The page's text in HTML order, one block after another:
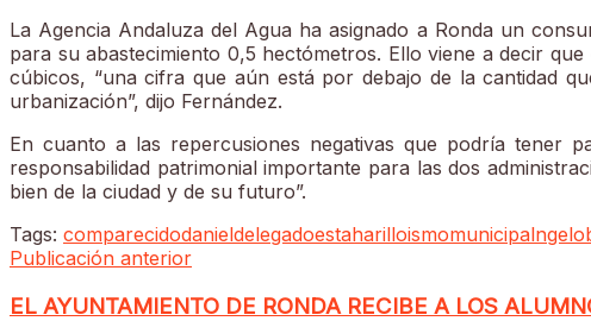
La Agencia Andaluza del Agua ha asignado a Ronda un
para su abastecimiento 0,5 hectómetros. Ello viene a decir
cúbicos, “una cifra que aún está por debajo de la cantidad
urbanización”, dijo Fernández.
En cuanto a las repercusiones negativas que podría tener
responsabilidad patrimonial importante para las dos
bien de la ciudad y de su futuro”.
Tags: comparecidodanieldelegadoestaharilloismomunicipalngel
Publicación anterior
EL AYUNTAMIENTO DE RONDA RECIBE A LOS